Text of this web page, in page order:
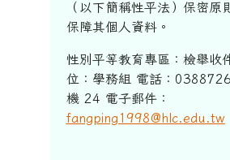
（以下簡稱性平法）保密原
保障其個人資料。
性別平等教育專區：檢舉收
位：學務組 電話：
機 24 電子郵件：
fangping1998@hlc.edu.tw